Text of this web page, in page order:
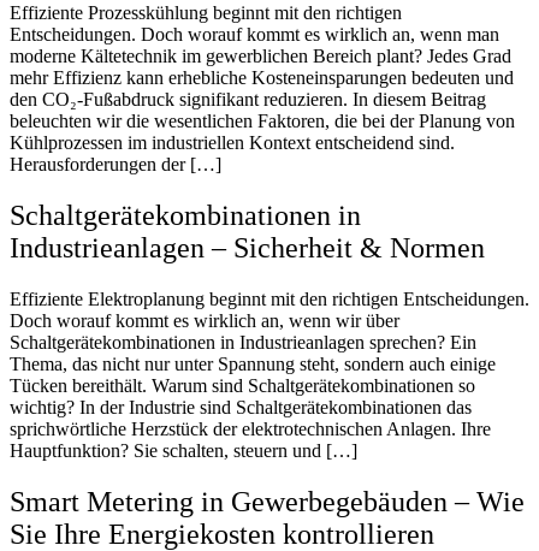
Effiziente Prozesskühlung beginnt mit den richtigen
Entscheidungen. Doch worauf kommt es wirklich an, wenn man
moderne Kältetechnik im gewerblichen Bereich plant? Jedes Grad
mehr Effizienz kann erhebliche Kosteneinsparungen bedeuten und
den CO₂-Fußabdruck signifikant reduzieren. In diesem Beitrag
beleuchten wir die wesentlichen Faktoren, die bei der Planung von
Kühlprozessen im industriellen Kontext entscheidend sind.
Herausforderungen der […]
Schaltgerätekombinationen in
Industrieanlagen – Sicherheit & Normen
Effiziente Elektroplanung beginnt mit den richtigen Entscheidungen.
Doch worauf kommt es wirklich an, wenn wir über
Schaltgerätekombinationen in Industrieanlagen sprechen? Ein
Thema, das nicht nur unter Spannung steht, sondern auch einige
Tücken bereithält. Warum sind Schaltgerätekombinationen so
wichtig? In der Industrie sind Schaltgerätekombinationen das
sprichwörtliche Herzstück der elektrotechnischen Anlagen. Ihre
Hauptfunktion? Sie schalten, steuern und […]
Smart Metering in Gewerbegebäuden – Wie
Sie Ihre Energiekosten kontrollieren